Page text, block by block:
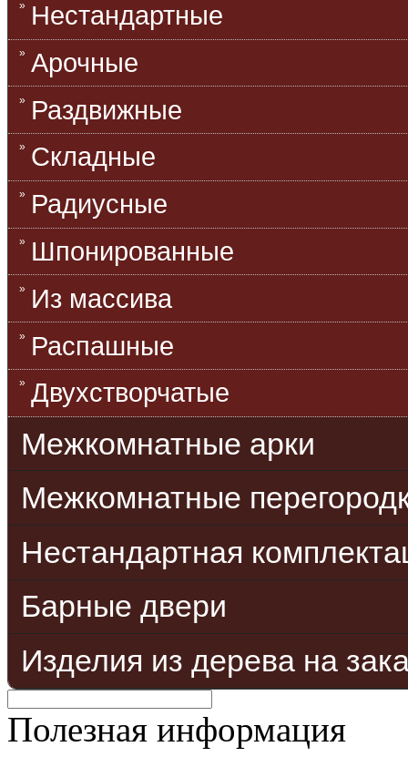
Нестандартные
Арочные
Раздвижные
Складные
Радиусные
Шпонированные
Из массива
Распашные
Двухстворчатые
Межкомнатные арки
Межкомнатные
Нестандартная
Барные двери
Изделия из дерева на
Полезная информация